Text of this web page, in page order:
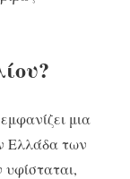
μια
Ελλάδα των